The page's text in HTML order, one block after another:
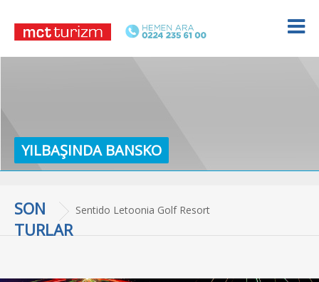
YILBAŞINDA BANSKO
SON
TURLAR
Termal Otel Konaklamalı Uludağ Kayak Turu